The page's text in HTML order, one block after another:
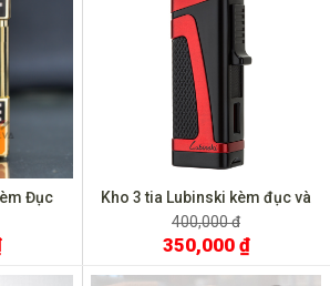
Đục
COB
Kho 3 tia Lubinski kèm đục và
gạt kệ YJA 10019
400,000 đ
350,000 ₫